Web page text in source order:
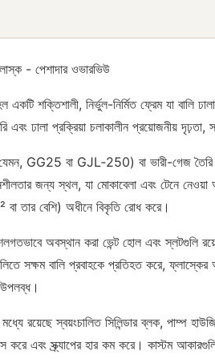
- পেশাদার ওভারভিউ
একটি শক্তিশালী, নির্ভুল-নির্মিত ফ্রেম যা
এবং ঢালা প্রক্রিয়া চলাকালীন প্রয়োজনীয়
GG25 বা GJL‑250) বা ভারী-গেজ তৈরি
জন্য স্থল, যা মোকাবেলা এবং টেনে নেওয়া
তার বেশি) অধীনে বিকৃতি রোধ করে।
অবস্থান করা ভেন্ট হোল এবং স্লটগুলি
সক্ষম বালি প্রবাহকে প্রতিহত করে, ফ্লাস্কের
উপলব্ধ।
রয়েছে স্বয়ংচালিত সিলিন্ডার ব্লক, পাম্প
করে এবং স্ক্র্যাপের হার কম করে। কাস্টম